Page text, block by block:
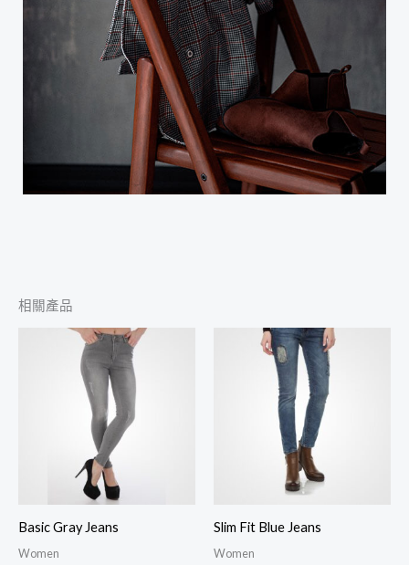
相關產品
Basic Gray Jeans
Women
Slim Fit Blue Jeans
Women